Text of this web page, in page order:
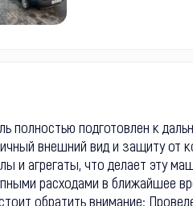
полностью подготовлен к
внешний вид и защиту от
и агрегаты, что делает эту
расходами в ближайшее
обратить внимание: